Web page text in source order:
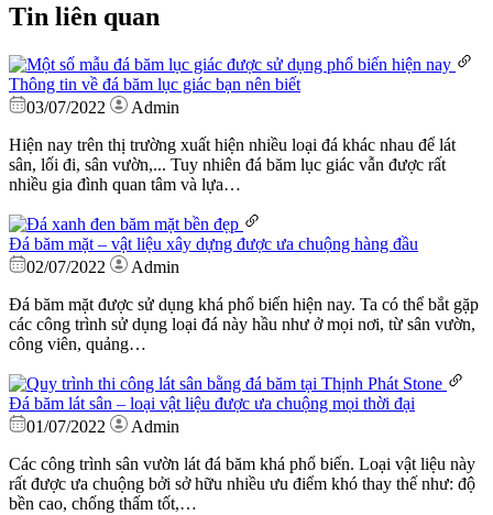
Tin liên quan
Thông tin về đá băm lục giác bạn nên biết
03/07/2022
Admin
Hiện nay trên thị trường xuất hiện nhiều loại đá khác nhau để lát
sân, lối đi, sân vườn,... Tuy nhiên đá băm lục giác vẫn được rất
nhiều gia đình quan tâm và lựa…
Đá băm mặt – vật liệu xây dựng được ưa chuộng hàng đầu
02/07/2022
Admin
Đá băm mặt được sử dụng khá phổ biến hiện nay. Ta có thể bắt gặp
các công trình sử dụng loại đá này hầu như ở mọi nơi, từ sân vườn,
công viên, quảng…
Đá băm lát sân – loại vật liệu được ưa chuộng mọi thời đại
01/07/2022
Admin
Các công trình sân vườn lát đá băm khá phổ biến. Loại vật liệu này
rất được ưa chuộng bởi sở hữu nhiều ưu điểm khó thay thế như: độ
bền cao, chống thấm tốt,…